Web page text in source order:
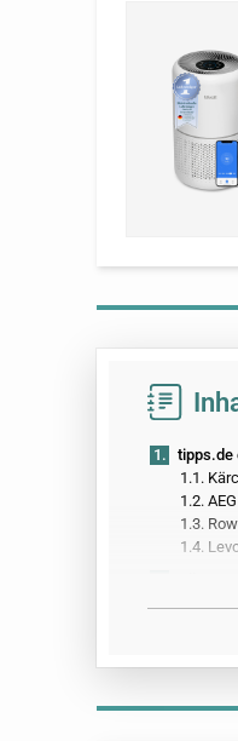
1.
tipps.de
1.1.
1.2.
1.3.
1.4.
3.
6.